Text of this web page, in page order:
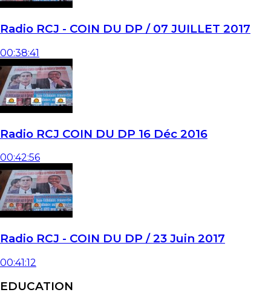
Radio RCJ - COIN DU DP / 07 JUILLET 2017
00:38:41
Radio RCJ COIN DU DP 16 Déc 2016
00:42:56
Radio RCJ - COIN DU DP / 23 Juin 2017
00:41:12
EDUCATION